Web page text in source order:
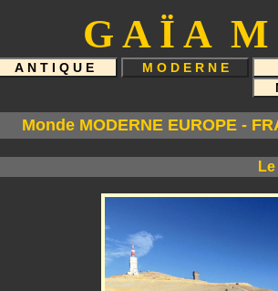
G A Ï A M
Monde MODERNE EUROPE -